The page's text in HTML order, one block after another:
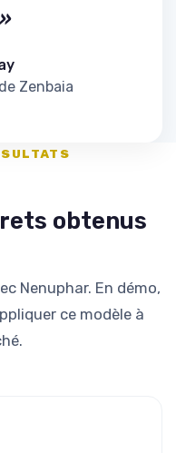
Zenbaia
obtenus
Nenuphar. En démo,
ce modèle à